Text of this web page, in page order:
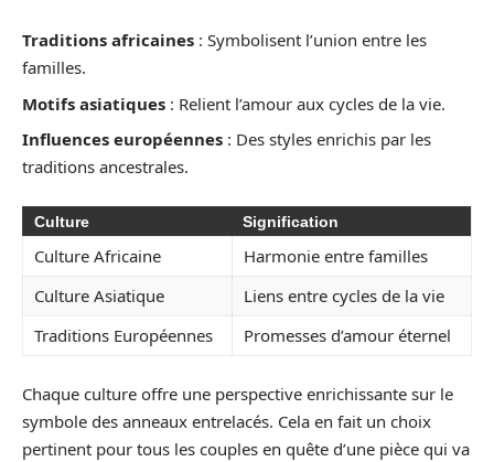
Traditions africaines : Symbolisent l’union entre les
familles.
Motifs asiatiques : Relient l’amour aux cycles de la vie.
Influences européennes : Des styles enrichis par les
traditions ancestrales.
Culture Signification
Culture Africaine
Harmonie entre familles
Culture Asiatique
Liens entre cycles de la vie
Traditions Européennes
Promesses d’amour éternel
Chaque culture offre une perspective enrichissante sur le
symbole des anneaux entrelacés. Cela en fait un choix
pertinent pour tous les couples en quête d’une pièce qui va